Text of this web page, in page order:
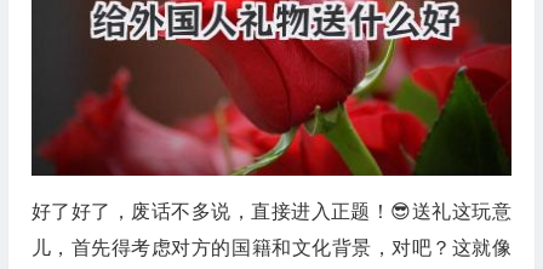
好了好了，废话不多说，直接进入正题！😎送礼这玩意
儿，首先得考虑对方的国籍和文化背景，对吧？这就像